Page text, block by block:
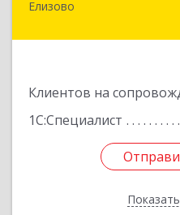
Елизово
Клиентов на
1С:Специалист
684000,